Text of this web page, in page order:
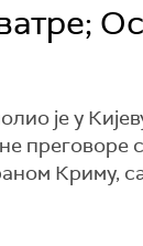
је у
преговоре
Криму,